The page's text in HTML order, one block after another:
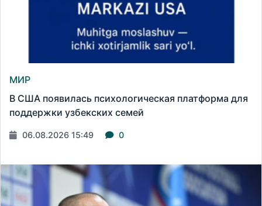
МИР
В США появилась психологическая платформа для
поддержки узбекских семей
06.08.2026 15:49 0